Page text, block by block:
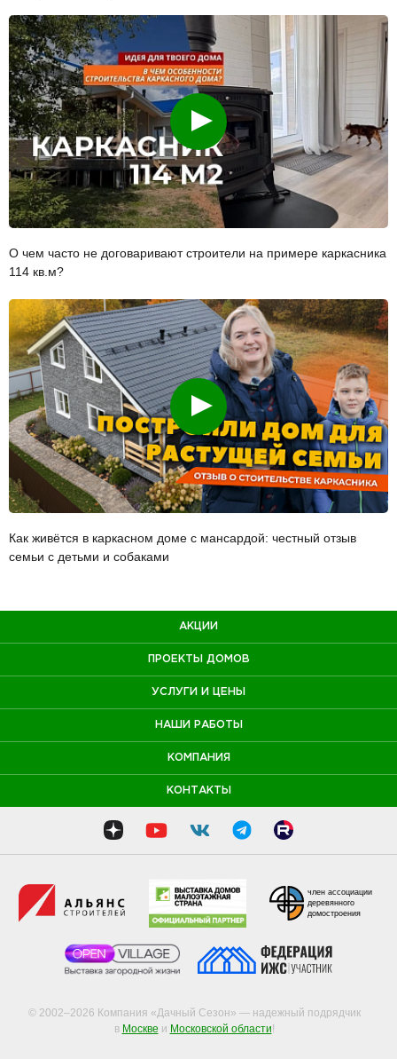
Смотреть
О чем часто не договаривают строители на примере каркасника
114 кв.м?
Смотреть
Как живётся в каркасном доме с мансардой: честный отзыв
семьи с детьми и собаками
АКЦИИ
ПРОЕКТЫ ДОМОВ
УСЛУГИ И ЦЕНЫ
НАШИ РАБОТЫ
КОМПАНИЯ
КОНТАКТЫ
© 2002–2026 Компания «Дачный Сезон» — надежный подрядчик
в Москве и Московской области!
член ассоциации
деревянного
домостроения